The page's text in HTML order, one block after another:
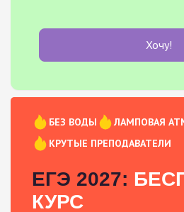
Хочу!
БЕЗ ВОДЫ
ЛАМПОВАЯ
КРУТЫЕ ПРЕПОДАВАТЕЛИ
ЕГЭ 2027:
КУРС